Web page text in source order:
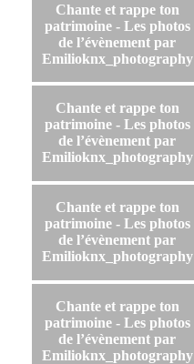
Chante et rappe ton
patrimoine - Les photos
de l’évènement par
Emilioknx_photography
Chante et rappe ton
patrimoine - Les photos
de l’évènement par
Emilioknx_photography
Chante et rappe ton
patrimoine - Les photos
de l’évènement par
Emilioknx_photography
Chante et rappe ton
patrimoine - Les photos
de l’évènement par
Emilioknx_photography